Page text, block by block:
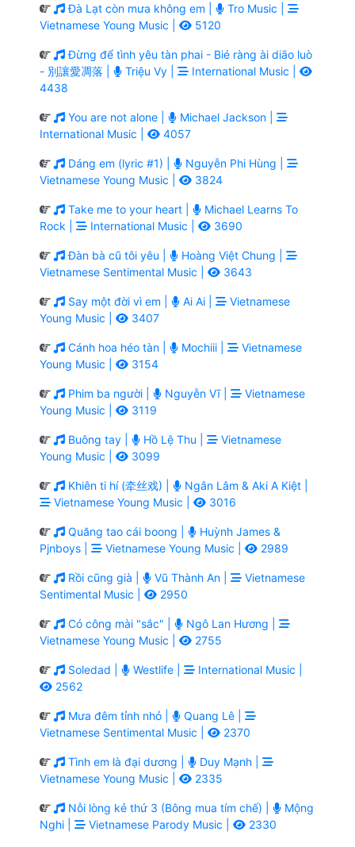
Đà Lạt còn mưa không em |
Tro Music |
Vietnamese Young Music |
5120
Đừng để tình yêu tàn phai - Bié ràng ài diāo luò
- 別讓愛凋落 |
Triệu Vy |
International Music |
4438
You are not alone |
Michael Jackson |
International Music |
4057
Dáng em (lyric #1) |
Nguyễn Phi Hùng |
Vietnamese Young Music |
3824
Take me to your heart |
Michael Learns To
Rock |
International Music | 3690
Đàn bà cũ tôi yêu |
Hoàng Việt Chung |
Vietnamese Sentimental Music |
3643
Say một đời vì em | Ai Ai |
Vietnamese
Young Music |
3407
Cánh hoa héo tàn | Mochiii |
Vietnamese
Young Music |
3154
Phim ba người | Nguyễn Vĩ |
Vietnamese
Young Music |
3119
Buông tay | Hồ Lệ Thu |
Vietnamese
Young Music |
3099
Khiên ti hí (牵丝戏) |
Ngân Lâm & Aki A Kiệt |
Vietnamese Young Music |
3016
Quăng tao cái boong |
Huỳnh James &
Pjnboys |
Vietnamese Young Music | 2989
Rồi cũng già | Vũ Thành An |
Vietnamese
Sentimental Music |
2950
Có công mài "sắc" |
Ngô Lan Hương |
Vietnamese Young Music |
2755
Soledad | Westlife |
International Music |
2562
Mưa đêm tỉnh nhỏ |
Quang Lê |
Vietnamese Sentimental Music |
2370
Tình em là đại dương |
Duy Mạnh |
Vietnamese Young Music |
2335
Nỗi lòng kẻ thứ 3 (Bông mua tím chế) |
Mộng
Nghi |
Vietnamese Parody Music | 2330